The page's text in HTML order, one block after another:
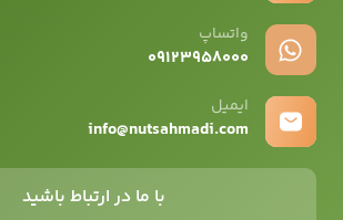
واتساپ
۰۹12۳۹۵۸۰۰۰
ایمیل
info@nutsahmadi.com
با ما در ارتباط باشید